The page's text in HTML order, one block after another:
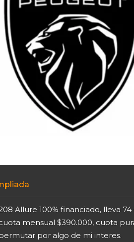
Allure 100% financiado, lleva
mensual $390.000, cuota
por algo de mi interes.